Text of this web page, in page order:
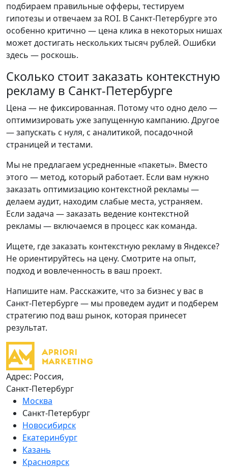
подбираем правильные офферы, тестируем
гипотезы и отвечаем за ROI. В Санкт-Петербурге это
особенно критично — цена клика в некоторых нишах
может достигать нескольких тысяч рублей. Ошибки
здесь — роскошь.
Сколько стоит заказать контекстную
рекламу в Санкт-Петербурге
Цена — не фиксированная. Потому что одно дело —
оптимизировать уже запущенную кампанию. Другое
— запускать с нуля, с аналитикой, посадочной
страницей и тестами.
Мы не предлагаем усредненные «пакеты». Вместо
этого — метод, который работает. Если вам нужно
заказать оптимизацию контекстной рекламы —
делаем аудит, находим слабые места, устраняем.
Если задача — заказать ведение контекстной
рекламы — включаемся в процесс как команда.
Ищете, где заказать контекстную рекламу в Яндексе?
Не ориентируйтесь на цену. Смотрите на опыт,
подход и вовлеченность в ваш проект.
Напишите нам. Расскажите, что за бизнес у вас в
Санкт-Петербурге — мы проведем аудит и подберем
стратегию под ваш рынок, которая принесет
результат.
Адрес: Россия,
Санкт-Петербург
Москва
Санкт-Петербург
Новосибирск
Екатеринбург
Казань
Красноярск